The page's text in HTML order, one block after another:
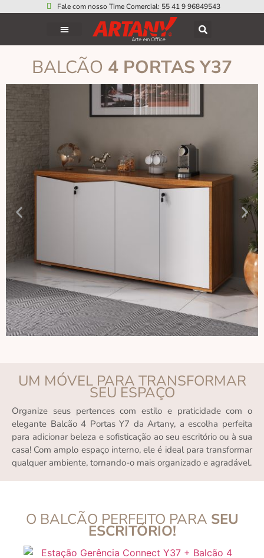
Fale com nosso Time Comercial: 55 41 9 96849543
BALCÃO 4 PORTAS Y37
UM MÓVEL PARA TRANSFORMAR
SEU ESPAÇO
Organize seus pertences com estilo e praticidade com o
elegante Balcão 4 Portas Y7 da Artany, a escolha perfeita
para adicionar beleza e sofisticação ao seu escritório ou à sua
casa! Com amplo espaço interno, ele é ideal para transformar
qualquer ambiente, tornando-o mais organizado e agradável.
O BALCÃO PERFEITO PARA SEU
ESCRITÓRIO!